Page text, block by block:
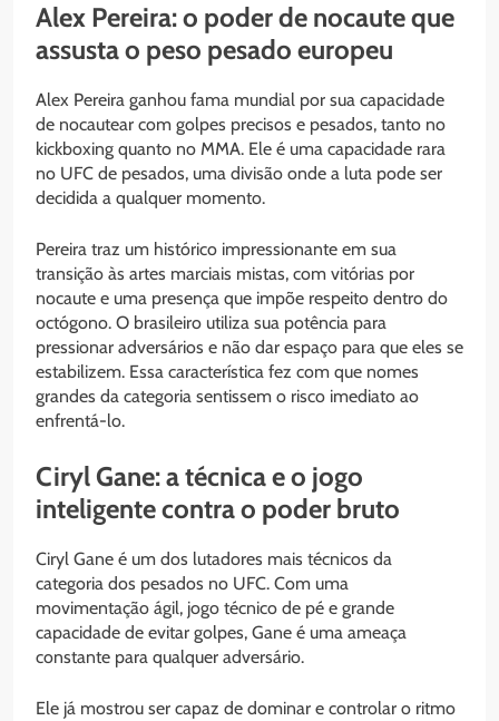
Alex Pereira: o poder de nocaute que
assusta o peso pesado europeu
Alex Pereira ganhou fama mundial por sua capacidade
de nocautear com golpes precisos e pesados, tanto no
kickboxing quanto no MMA. Ele é uma capacidade rara
no UFC de pesados, uma divisão onde a luta pode ser
decidida a qualquer momento.
Pereira traz um histórico impressionante em sua
transição às artes marciais mistas, com vitórias por
nocaute e uma presença que impõe respeito dentro do
octógono. O brasileiro utiliza sua potência para
pressionar adversários e não dar espaço para que eles se
estabilizem. Essa característica fez com que nomes
grandes da categoria sentissem o risco imediato ao
enfrentá-lo.
Ciryl Gane: a técnica e o jogo
inteligente contra o poder bruto
Ciryl Gane é um dos lutadores mais técnicos da
categoria dos pesados no UFC. Com uma
movimentação ágil, jogo técnico de pé e grande
capacidade de evitar golpes, Gane é uma ameaça
constante para qualquer adversário.
Ele já mostrou ser capaz de dominar e controlar o ritmo